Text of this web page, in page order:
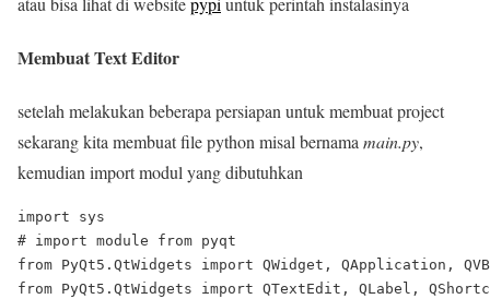
Membuat Text Editor
setelah melakukan beberapa persiapan untuk membuat project
sekarang kita membuat file python misal bernamamain.py,
kemudian import modul yang dibutuhkan
import sys
# import module from pyqt
from PyQt5.QtWidgets import QWidget, QApplication,
from PyQt5.QtWidgets import QTextEdit, QLabel,